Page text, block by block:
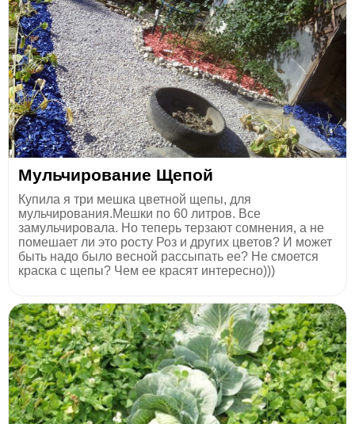
Мульчирование Щепой
Купила я три мешка цветной щепы, для
мульчирования.Мешки по 60 литров. Все
замульчировала. Но теперь терзают сомнения, а не
помешает ли это росту Роз и других цветов? И может
быть надо было весной рассыпать ее? Не смоется
краска с щепы? Чем ее красят интересно)))